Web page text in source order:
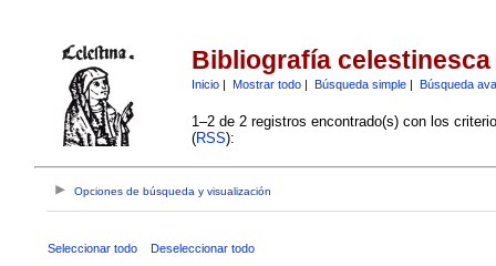
Bibliografía celestinesca
Inicio| Mostrar todo| Búsqueda simple| Búsqueda
1–2 de 2 registros encontrado(s) con los
(RSS):
Opciones de búsqueda y visualización
Seleccionar todo Deseleccionar todo